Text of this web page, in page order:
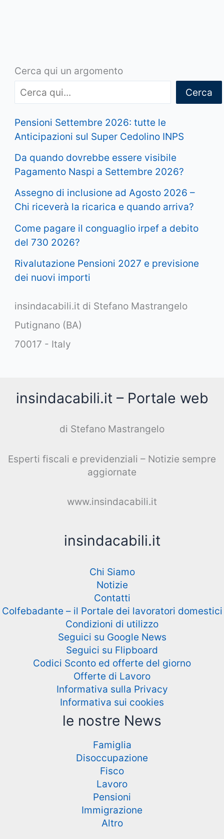
Cerca qui un argomento
Cerca
Pensioni Settembre 2026: tutte le
Anticipazioni sul Super Cedolino INPS
Da quando dovrebbe essere visibile
Pagamento Naspi a Settembre 2026?
Assegno di inclusione ad Agosto 2026 –
Chi riceverà la ricarica e quando arriva?
Come pagare il conguaglio irpef a debito
del 730 2026?
Rivalutazione Pensioni 2027 e previsione
dei nuovi importi
insindacabili.it di Stefano Mastrangelo
Putignano (BA)
70017 - Italy
insindacabili.it – Portale web
di Stefano Mastrangelo
Esperti fiscali e previdenziali – Notizie sempre
aggiornate
www.insindacabili.it
insindacabili.it
Chi Siamo
Notizie
Contatti
Colfebadante – il Portale dei lavoratori domestici
Condizioni di utilizzo
Seguici su Google News
Seguici su Flipboard
Codici Sconto ed offerte del giorno
Offerte di Lavoro
Informativa sulla Privacy
Informativa sui cookies
le nostre News
Famiglia
Disoccupazione
Fisco
Lavoro
Pensioni
Immigrazione
Altro